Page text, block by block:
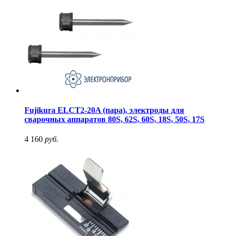
Fujikura ELCT2-20A (пара), электроды для
сварочных аппаратов 80S, 62S, 60S, 18S, 50S, 17S
4 160 руб.